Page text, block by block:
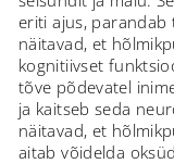
eriti ajus, parandab
näitavad, et
kognitiivset
tõve põdevatel
ja kaitseb seda
näitavad, et
aitab võidelda